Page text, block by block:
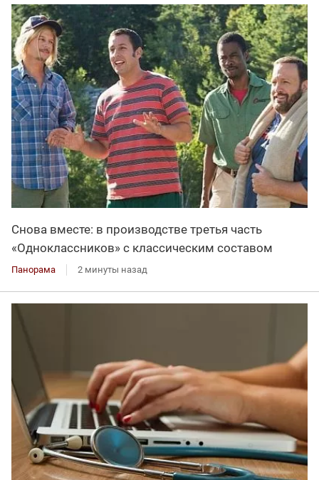
Снова вместе: в производстве третья часть
«Одноклассников» с классическим составом
Панорама 2 минуты назад